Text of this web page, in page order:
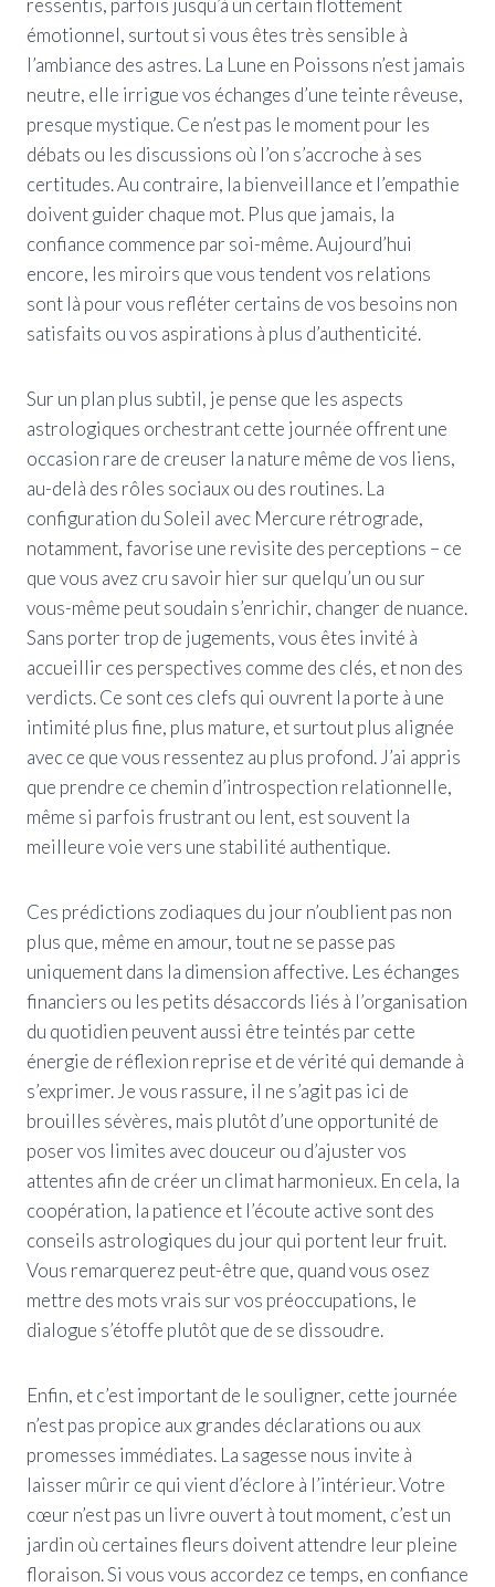
ressentis, parfois jusqu’à un certain flottement
émotionnel, surtout si vous êtes très sensible à
l’ambiance des astres. La Lune en Poissons n’est jamais
neutre, elle irrigue vos échanges d’une teinte rêveuse,
presque mystique. Ce n’est pas le moment pour les
débats ou les discussions où l’on s’accroche à ses
certitudes. Au contraire, la bienveillance et l’empathie
doivent guider chaque mot. Plus que jamais, la
confiance commence par soi-même. Aujourd’hui
encore, les miroirs que vous tendent vos relations
sont là pour vous refléter certains de vos besoins non
satisfaits ou vos aspirations à plus d’authenticité.
Sur un plan plus subtil, je pense que les aspects
astrologiques orchestrant cette journée offrent une
occasion rare de creuser la nature même de vos liens,
au-delà des rôles sociaux ou des routines. La
configuration du Soleil avec Mercure rétrograde,
notamment, favorise une revisite des perceptions – ce
que vous avez cru savoir hier sur quelqu’un ou sur
vous-même peut soudain s’enrichir, changer de nuance.
Sans porter trop de jugements, vous êtes invité à
accueillir ces perspectives comme des clés, et non des
verdicts. Ce sont ces clefs qui ouvrent la porte à une
intimité plus fine, plus mature, et surtout plus alignée
avec ce que vous ressentez au plus profond. J’ai appris
que prendre ce chemin d’introspection relationnelle,
même si parfois frustrant ou lent, est souvent la
meilleure voie vers une stabilité authentique.
Ces prédictions zodiaques du jour n’oublient pas non
plus que, même en amour, tout ne se passe pas
uniquement dans la dimension affective. Les échanges
financiers ou les petits désaccords liés à l’organisation
du quotidien peuvent aussi être teintés par cette
énergie de réflexion reprise et de vérité qui demande à
s’exprimer. Je vous rassure, il ne s’agit pas ici de
brouilles sévères, mais plutôt d’une opportunité de
poser vos limites avec douceur ou d’ajuster vos
attentes afin de créer un climat harmonieux. En cela, la
coopération, la patience et l’écoute active sont des
conseils astrologiques du jour qui portent leur fruit.
Vous remarquerez peut-être que, quand vous osez
mettre des mots vrais sur vos préoccupations, le
dialogue s’étoffe plutôt que de se dissoudre.
Enfin, et c’est important de le souligner, cette journée
n’est pas propice aux grandes déclarations ou aux
promesses immédiates. La sagesse nous invite à
laisser mûrir ce qui vient d’éclore à l’intérieur. Votre
cœur n’est pas un livre ouvert à tout moment, c’est un
jardin où certaines fleurs doivent attendre leur pleine
floraison. Si vous vous accordez ce temps, en confiance